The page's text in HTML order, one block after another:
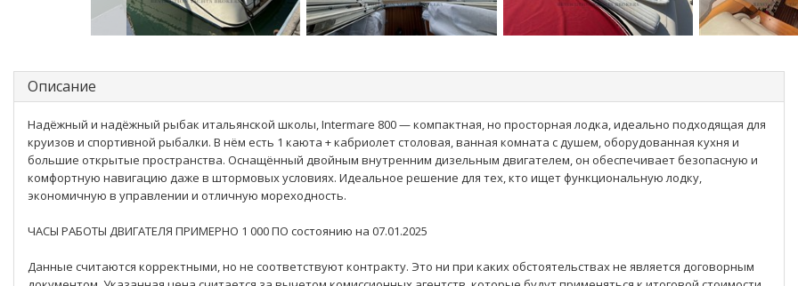
Описание
Надёжный и надёжный рыбак итальянской школы, Intermare 800 — компактная, но просторная лодка, идеально подходящая для
круизов и спортивной рыбалки. В нём есть 1 каюта + кабриолет столовая, ванная комната с душем, оборудованная кухня и
большие открытые пространства. Оснащённый двойным внутренним дизельным двигателем, он обеспечивает безопасную и
комфортную навигацию даже в штормовых условиях. Идеальное решение для тех, кто ищет функциональную лодку,
экономичную в управлении и отличную мореходность.
ЧАСЫ РАБОТЫ ДВИГАТЕЛЯ ПРИМЕРНО 1 000 ПО состоянию на 07.01.2025
Данные считаются корректными, но не соответствуют контракту. Это ни при каких обстоятельствах не является договорным